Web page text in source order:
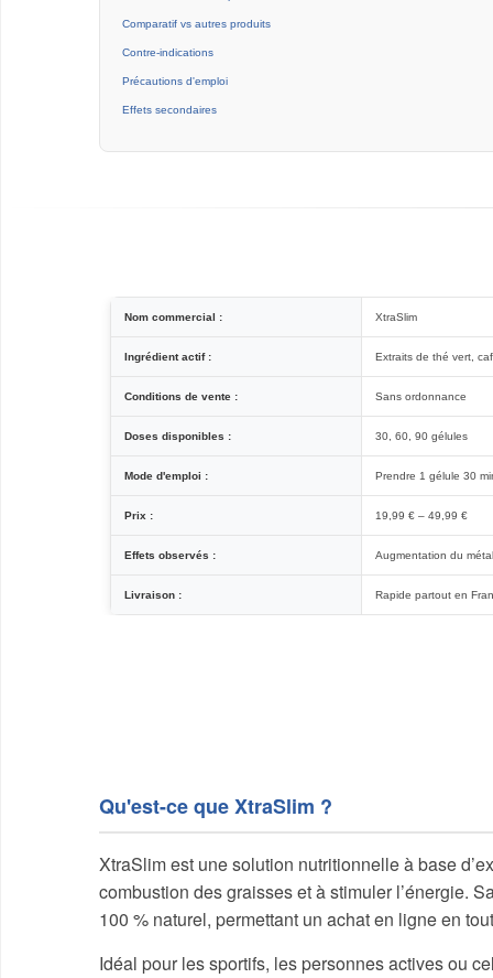
Comparatif vs autres produits
Contre-indications
Précautions d'emploi
Effets secondaires
Nom commercial : XtraSlim
Ingrédient actif : Extraits de thé vert,
Conditions de vente : Sans ordonnance
Doses disponibles : 30, 60, 90 gélules
Mode d'emploi : Prendre 1 gélule 30
Prix : 19,99 € – 49,99 €
Effets observés : Augmentation du
Livraison : Rapide partout en
Qu'est-ce que XtraSlim ?
XtraSlim est une solution nutritionnelle à base
combustion des graisses et à stimuler l’énergie.
100 % naturel, permettant un achat en ligne en
Idéal pour les sportifs, les personnes actives ou